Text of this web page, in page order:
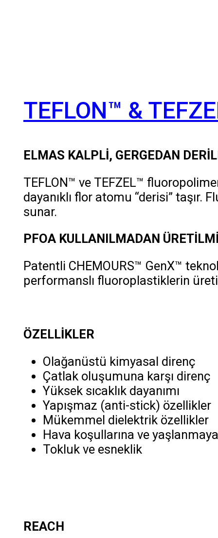
TEFLON™ &
ELMAS KALPLİ, GERGEDAN
TEFLON™ ve TEFZEL™
dayanıklı flor atomu “derisi”
sunar.
PFOA KULLANILMADAN
Patentli CHEMOURS™ GenX™
performanslı fluoroplastiklerin
ÖZELLİKLER
Olağanüstü kimyasal direnç
Çatlak oluşumuna karşı direnç
Yüksek sıcaklık dayanımı
Yapışmaz (anti-stick) özellikler
Mükemmel dielektrik özellikler
Hava koşullarına ve
Tokluk ve esneklik
REACH